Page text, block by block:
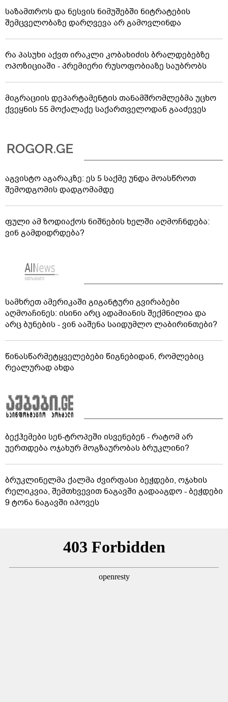
საზამთროს და ნესვის ნიმუშებში ნიტრატების
შემცველობაზე დარღვევა არ გამოვლინდა
რა პასუხი აქვთ ირაკლი კობახიძის ბრალდებებზე
ოპოზიციაში - პრემიერი რუსოფობიაზე საუბრობს
მიგრაციის დეპარტამენტის თანამშრომლებმა უცხო
ქვეყნის 55 მოქალაქე საქართველოდან გააძევეს
აგვისტო აგარაკზე: ეს 5 საქმე უნდა მოასწროთ
შემოდგომის დადგომამდე
ფული ამ ზოდიაქოს ნიშნების ხელში აღმოჩნდება:
ვინ გამდიდრდება?
სამხრეთ ამერიკაში გიგანტური გვირაბები
აღმოაჩინეს: ისინი არც ადამიანის შექმნილია და
არც ბუნების - ვინ ააშენა საიდუმლო ლაბირინთები?
წინასწარმეტყველებები წიგნებიდან, რომლებიც
რეალურად ახდა
ბექჰემები სენ-ტროპეში ისვენებენ - რატომ არ
უერთდება ოჯახურ მოგზაურობას ბრუკლინი?
ბრუკლინელმა ქალმა ძვირფასი ბეჭდები, ოჯახის
რელიკვია, შემთხვევით ნაგავში გადააგდო - ბეჭდები
9 ტონა ნაგავში იპოვეს